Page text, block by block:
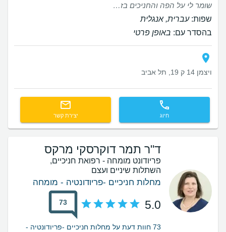
שומר לי על הפה והחניכים בזכותו הכל במצב מצוין
שפות:עברית, אנגלית
בהסדר עם: באופן פרטי
ויצמן 14 ק 19, תל אביב
חיוג יצירת קשר
ד"ר תמר דוקרסקי מרקס
פריודונט מומחה - רפואת חניכיים,
השתלות שיניים ועצם
מחלות חניכיים -פריודונטיה - מומחה
5.0
73
73 חוות דעת על מחלות חניכיים -פריודונטיה -